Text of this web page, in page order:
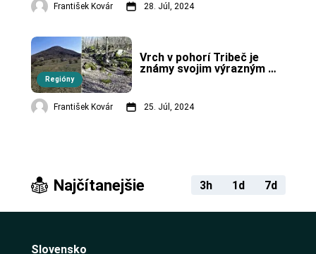
František Kovár 28. Júl, 2024
Regióny
Vrch v pohorí Tribeč je
známy svojim výrazným
František Kovár 25. Júl, 2024
Najčítanejšie 3h 1d 7d
Slovensko